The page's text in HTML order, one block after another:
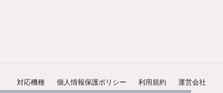
対応機種 個人情報保護ポリシー 利用規約 運営会社